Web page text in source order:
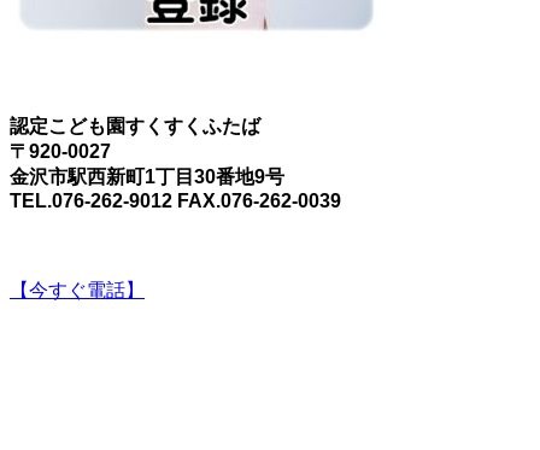
認定こども園すくすくふたば
〒920-0027
金沢市駅西新町1丁目30番地9号
TEL.076-262-9012 FAX.076-262-0039
【今すぐ電話】